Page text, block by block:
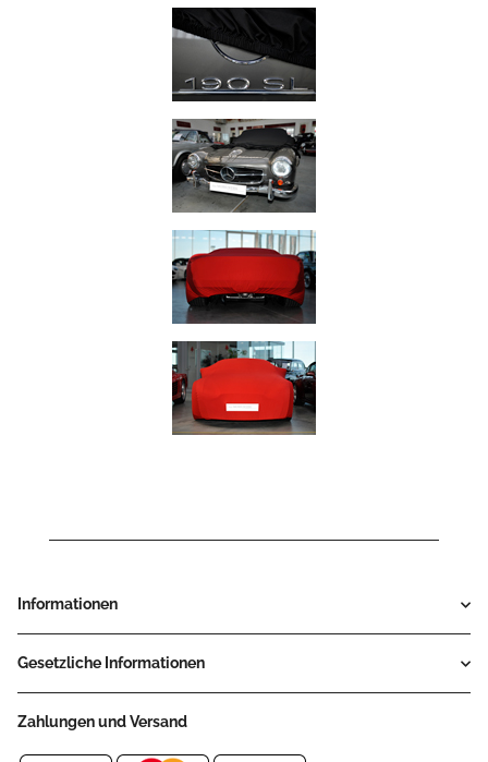
Informationen
Gesetzliche Informationen
Zahlungen und Versand